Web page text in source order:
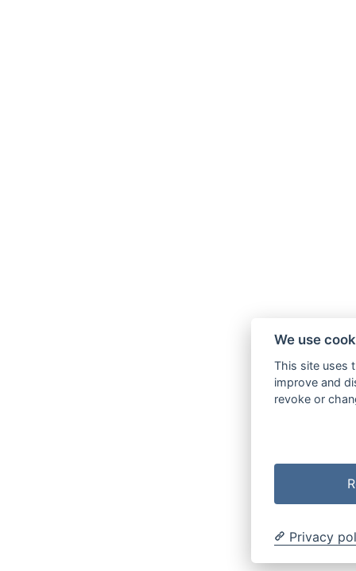
We use
This site uses
improve and
revoke or
Privacy